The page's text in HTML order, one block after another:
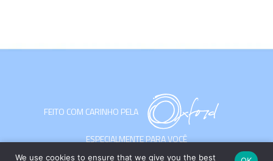
FEITO COM CARINHO PELA
ESPECIALMENTE PARA VOCÊ
We use cookies to ensure that we give you the best